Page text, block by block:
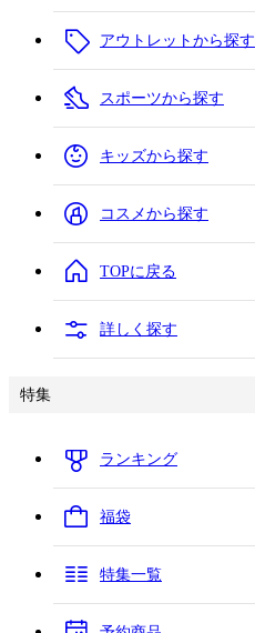
アウトレットから探す
スポーツから探す
キッズから探す
コスメから探す
TOPに戻る
詳しく探す
特集
ランキング
福袋
特集一覧